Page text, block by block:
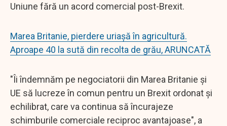
Uniune fără un acord comercial post-Brexit.
Marea Britanie, pierdere uriaşă în agricultură.
Aproape 40 la sută din recolta de grău, ARUNCATĂ
"Îi îndemnăm pe negociatorii din Marea Britanie şi
UE să lucreze în comun pentru un Brexit ordonat şi
echilibrat, care va continua să încurajeze
schimburile comerciale reciproc avantajoase", a